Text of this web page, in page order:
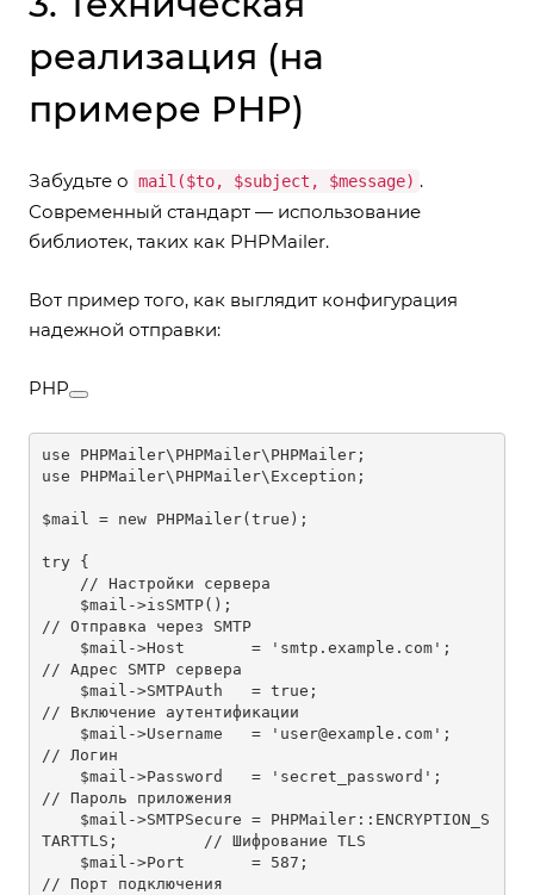
реализация (на
примере PHP)
Забудьте о mail($to, $subject, $message) .
Современный стандарт — использование
библиотек, таких как PHPMailer.
Вот пример того, как выглядит конфигурация
надежной отправки:
PHP
use PHPMailer\PHPMailer\PHPMailer;
use PHPMailer\PHPMailer\Exception;
$mail = new PHPMailer(true);
try {
// Отправка через SMTP
// Адрес SMTP сервера
// Включение аутентификации
// Логин
// Пароль приложения
TARTTLS;         // Шифрование TLS
// Порт подключения